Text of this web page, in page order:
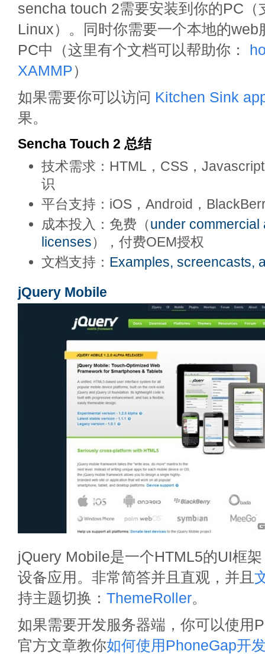
sencha touch 2需要安装到你的PC（
Linux）。同时你需要一个本地的web
PC中（这里有个文档可以帮助你：
XAMMP）
如果需要你可以访问 Kitchen Sink
果。
Sencha Touch 2 总结
技术需求：HTML，CSS，
识
平台支持：iOS，Android，
成本投入：免费（under
licenses），付费OEM授权
文档支持： Examples, screencasts,
jQuery Mobile
jQuery Mobile是一个HTML5的UI框
设备应用。非常简答并且直观，并且
持主题切换： ThemeRoller。
如果需要开发服务器端，你可以使用
官方文章教你如何使用PhoneGap开